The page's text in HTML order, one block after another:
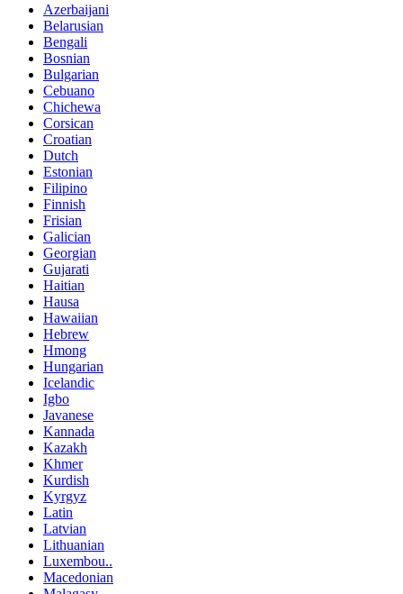
Azerbaijani
Belarusian
Bengali
Bosnian
Bulgarian
Cebuano
Chichewa
Corsican
Croatian
Dutch
Estonian
Filipino
Finnish
Frisian
Galician
Georgian
Gujarati
Haitian
Hausa
Hawaiian
Hebrew
Hmong
Hungarian
Icelandic
Igbo
Javanese
Kannada
Kazakh
Khmer
Kurdish
Kyrgyz
Latin
Latvian
Lithuanian
Luxembou..
Macedonian